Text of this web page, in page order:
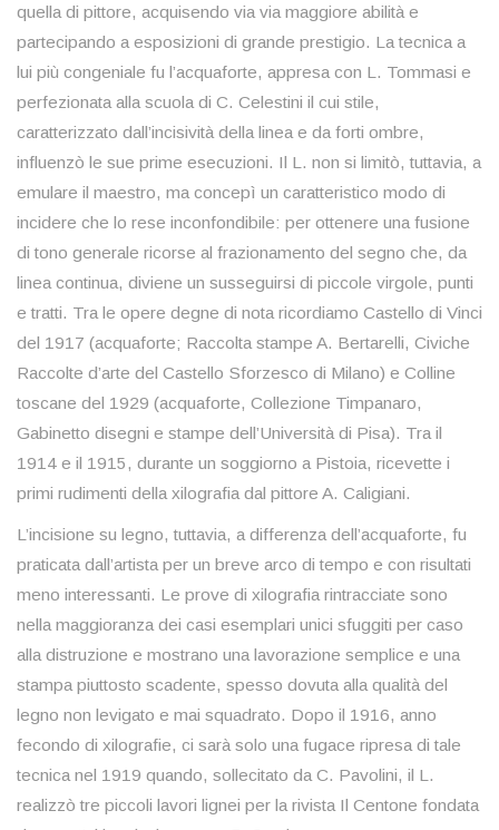
quella di pittore, acquisendo via via maggiore abilità e
partecipando a esposizioni di grande prestigio. La tecnica a
lui più congeniale fu l’acquaforte, appresa con L. Tommasi e
perfezionata alla scuola di C. Celestini il cui stile,
caratterizzato dall’incisività della linea e da forti ombre,
influenzò le sue prime esecuzioni. Il L. non si limitò, tuttavia, a
emulare il maestro, ma concepì un caratteristico modo di
incidere che lo rese inconfondibile: per ottenere una fusione
di tono generale ricorse al frazionamento del segno che, da
linea continua, diviene un susseguirsi di piccole virgole, punti
e tratti. Tra le opere degne di nota ricordiamo Castello di Vinci
del 1917 (acquaforte; Raccolta stampe A. Bertarelli, Civiche
Raccolte d’arte del Castello Sforzesco di Milano) e Colline
toscane del 1929 (acquaforte, Collezione Timpanaro,
Gabinetto disegni e stampe dell’Università di Pisa). Tra il
1914 e il 1915, durante un soggiorno a Pistoia, ricevette i
primi rudimenti della xilografia dal pittore A. Caligiani.
L’incisione su legno, tuttavia, a differenza dell’acquaforte, fu
praticata dall’artista per un breve arco di tempo e con risultati
meno interessanti. Le prove di xilografia rintracciate sono
nella maggioranza dei casi esemplari unici sfuggiti per caso
alla distruzione e mostrano una lavorazione semplice e una
stampa piuttosto scadente, spesso dovuta alla qualità del
legno non levigato e mai squadrato. Dopo il 1916, anno
fecondo di xilografie, ci sarà solo una fugace ripresa di tale
tecnica nel 1919 quando, sollecitato da C. Pavolini, il L.
realizzò tre piccoli lavori lignei per la rivista Il Centone fondata